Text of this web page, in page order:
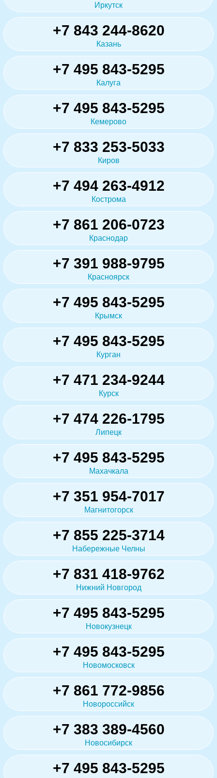
Иркутск
+7 843 244-8620
Казань
+7 495 843-5295
Калуга
+7 495 843-5295
Кемерово
+7 833 253-5033
Киров
+7 494 263-4912
Кострома
+7 861 206-0723
Краснодар
+7 391 988-9795
Красноярск
+7 495 843-5295
Крымск
+7 495 843-5295
Курган
+7 471 234-9244
Курск
+7 474 226-1795
Липецк
+7 495 843-5295
Махачкала
+7 351 954-7017
Магнитогорск
+7 855 225-3714
Набережные Челны
+7 831 418-9762
Нижний Новгород
+7 495 843-5295
Новокузнецк
+7 495 843-5295
Новомосковск
+7 861 772-9856
Новороссийск
+7 383 389-4560
Новосибирск
+7 495 843-5295